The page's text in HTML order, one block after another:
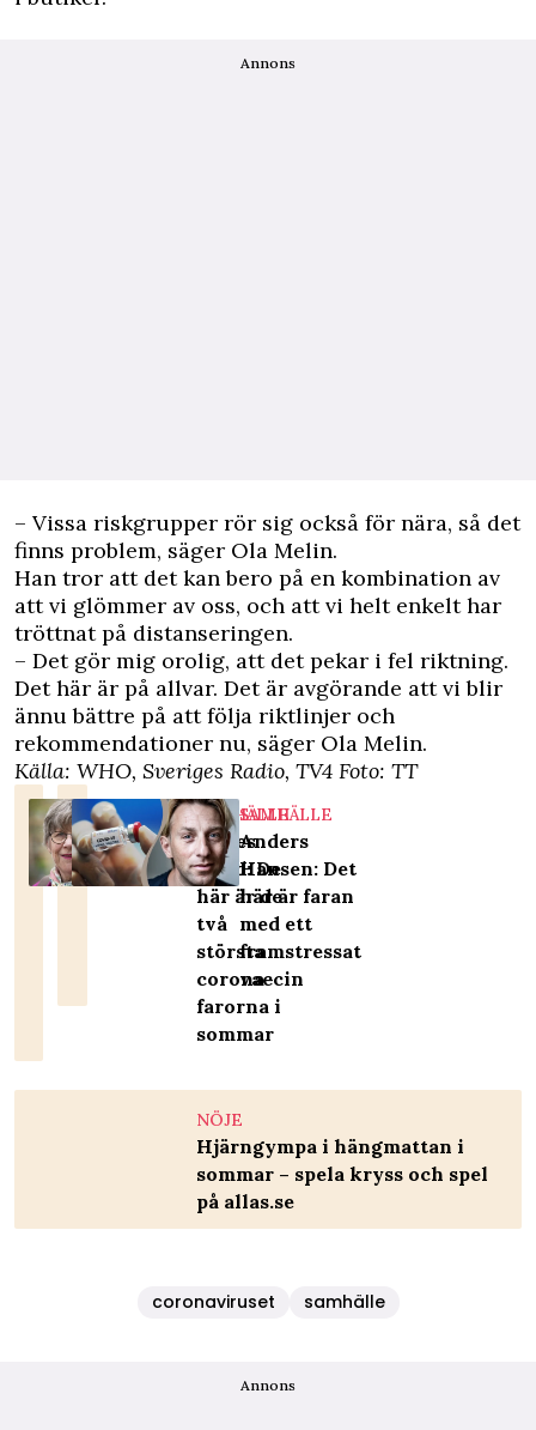
Annons
– Vissa riskgrupper rör sig också för nära, så det
finns problem, säger Ola Melin.
Han tror att det kan bero på en kombination av
att vi glömmer av oss, och att vi helt enkelt har
tröttnat på distanseringen.
– Det gör mig orolig, att det pekar i fel riktning.
Det här är på allvar. Det är avgörande att vi blir
ännu bättre på att följa riktlinjer och
rekommendationer nu, säger Ola Melin.
Källa: WHO, Sveriges Radio, TV4 Foto: TT
SAMHÄLLE
Agnes
Wold: De
här är de
två
största
corona-
farorna i
sommar
SAMHÄLLE
Anders
Hansen: Det
här är faran
med ett
framstressat
vaccin
NÖJE
Hjärngympa i hängmattan i
sommar – spela kryss och spel
på allas.se
coronaviruset samhälle
Annons